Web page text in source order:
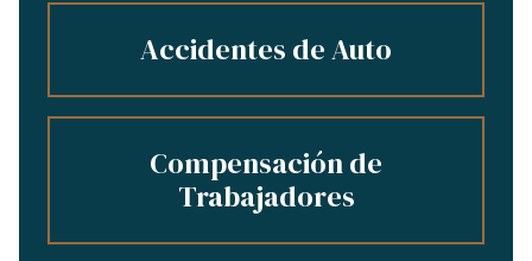
Accidentes de Auto
Compensación de
Trabajadores